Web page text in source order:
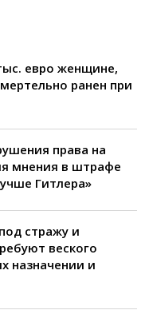
евро женщине,
ранен при
права на
мнения в штрафе
Гитлера»
стражу и
веского
назначении и